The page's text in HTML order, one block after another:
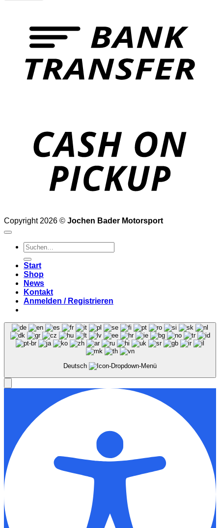
Copyright 2026 © Jochen Bader Motorsport
Suchen
nach:
Start
Shop
News
Kontakt
Anmelden / Registrieren
Deutsch